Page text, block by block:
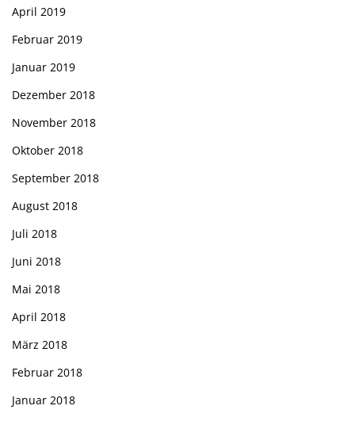
April 2019
Februar 2019
Januar 2019
Dezember 2018
November 2018
Oktober 2018
September 2018
August 2018
Juli 2018
Juni 2018
Mai 2018
April 2018
März 2018
Februar 2018
Januar 2018